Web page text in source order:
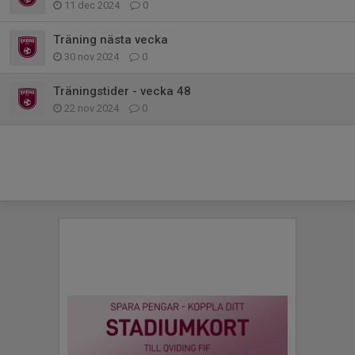
11 dec 2024 0
Träning nästa vecka
30 nov 2024 0
Träningstider - vecka 48
22 nov 2024 0